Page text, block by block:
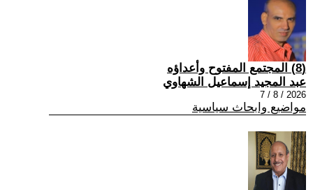
(8) المجتمع المفتوح وأعداؤه
عبد المجيد إسماعيل الشهاوي
2026 / 8 / 7
مواضيع وابحاث سياسية